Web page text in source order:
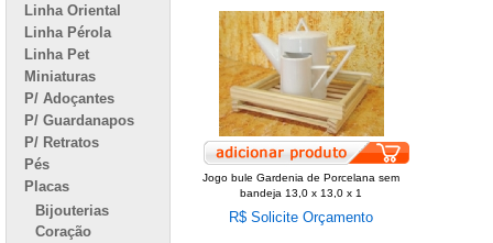
Linha Oriental
Linha Pérola
Linha Pet
Miniaturas
P/ Adoçantes
P/ Guardanapos
P/ Retratos
Pés
Placas
Bijouterias
Coração
Jogo bule Gardenia de Porcelana sem
bandeja 13,0 x 13,0 x 1
R$ Solicite Orçamento